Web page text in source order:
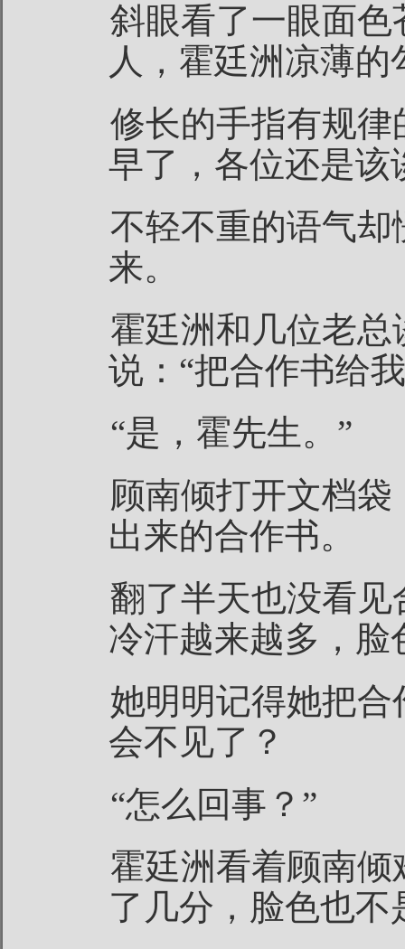
斜眼看了一眼面
人，霍廷洲凉薄
修长的手指有规律
早了，各位还是该
不轻不重的语气
来。
霍廷洲和几位老
说：“把合作书给
“是，霍先生。”
顾南倾打开文档
出来的合作书。
翻了半天也没看
冷汗越来越多，脸
她明明记得她把
会不见了？
“怎么回事？”
霍廷洲看着顾南
了几分，脸色也不